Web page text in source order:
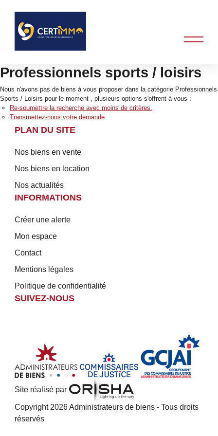
Professionnels sports / loisirs
Nous n'avons pas de biens à vous proposer dans la catégorie Professionnels
Sports / Loisirs pour le moment , plusieurs options s'offrent à vous :
Re-soumettre la recherche avec moins de critères.
Transmettez-nous votre demande
PLAN DU SITE
Nos biens en vente
Nos biens en location
Nos actualités
INFORMATIONS
Créer une alerte
Mon espace
Contact
Mentions légales
Politique de confidentialité
SUIVEZ-NOUS
Site réalisé par
Copyright 2026 Administrateurs de biens - Tous droits
réservés